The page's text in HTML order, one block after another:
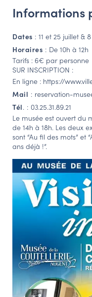
Amateurs d’histoire et
Responsables de
Étudiants & chercheurs
Informations
Dates : 11 et 25 juillet &
Horaires : De 10h à 12h
Tarifs : 6€ par personne
SUR INSCRIPTION :
En ligne : https://
Mail : reservation-
Tél. : 03.25.31.89.21
Le musée est ouvert du
de 14h à 18h. Les deux
sont “Au fil des mots” et
ans déjà !”.